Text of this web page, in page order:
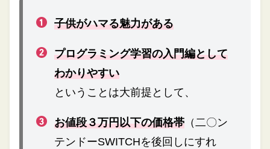
子供がハマる魅力がある
プログラミング学習の入門編として
わかりやすい
ということは大前提として、
お値段３万円以下の価格帯 （二〇ン
テンドーSWITCHを後回しにすれ